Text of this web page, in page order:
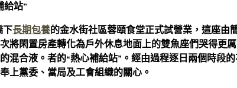
給站”
下長期包養的金水街社區蓉頤食堂正式試營業，這座由
將閑置房產轉化為戶外休息地面上的雙魚座們哭得更
混合液。者的“熱心補給站”。經由過程逐日兩個時段
上黨委、當局及工會組織的關心。